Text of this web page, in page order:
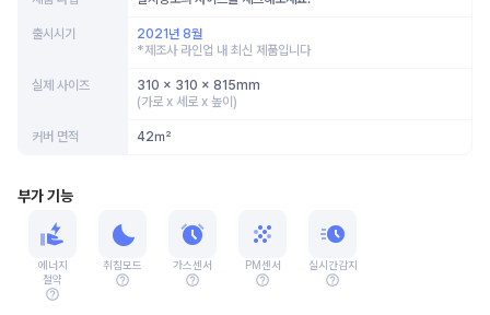
출시시기
2021년 8월
*제조사 라인업 내 최신 제품입니다
실제 사이즈
310 x 310 x 815mm
(가로 x 세로 x 높이)
커버 면적 42㎡
부가 기능
에너지
절약
취침모드 가스센서 PM센서 실시간감지